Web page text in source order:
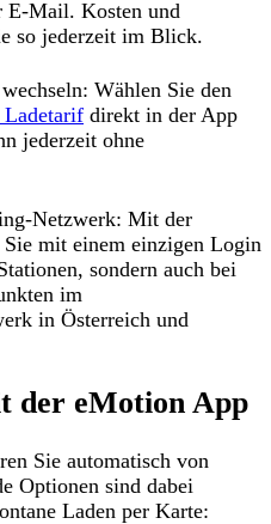
E-Mail. Kosten und
so jederzeit im Blick.
Wählen Sie den
direkt in der App
jederzeit ohne
Netzwerk: Mit der
mit einem einzigen Login
sondern auch bei
im
in Österreich und
der eMotion App
Sie automatisch von
Optionen sind dabei
Laden per Karte: